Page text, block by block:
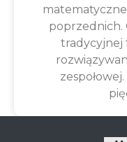
poprzednich.
tradycyjnej